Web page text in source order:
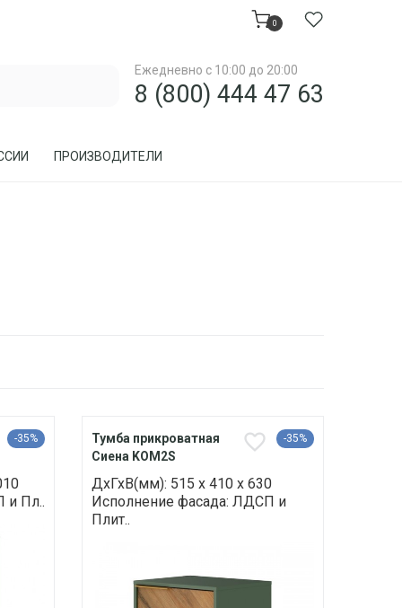
0
Ежедневно с 10:00 до 20:00
8 (800) 444 47 63
ПРОИЗВОДИТЕЛИ
-35%
и Пл..
Тумба прикроватная
Сиена KOM2S
-35%
ДхГхВ(мм): 515 х 410 х 630
Исполнение фасада: ЛДСП и
Плит..